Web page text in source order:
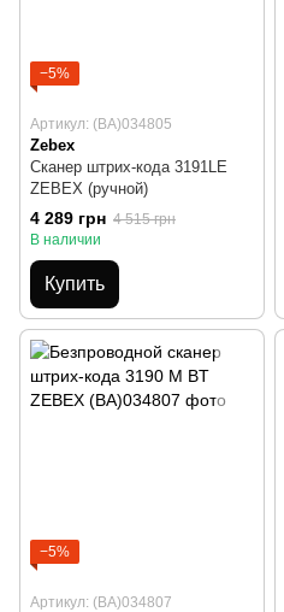
−5%
Артикул: (BA)034805
Zebex
Сканер штрих-кода 3191LE
ZEBEX (ручной)
4 289 грн 4 515 грн
В наличии
Купить
−5%
Артикул: (BA)034807